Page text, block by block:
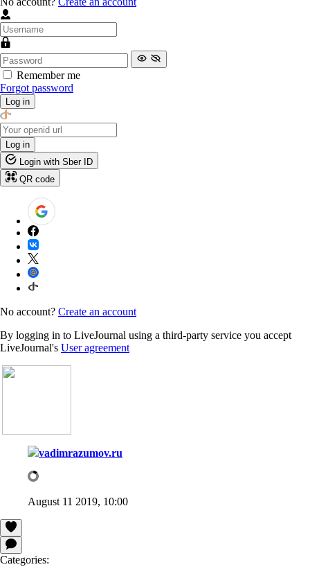
Remember me
Forgot password
Log in
Log in
Login with Sber ID
QR code
No account? Create an account
By logging in to LiveJournal using a third-party service you accept
LiveJournal's User agreement
vadimrazumov.ru
August 11 2019, 10:00
Categories: